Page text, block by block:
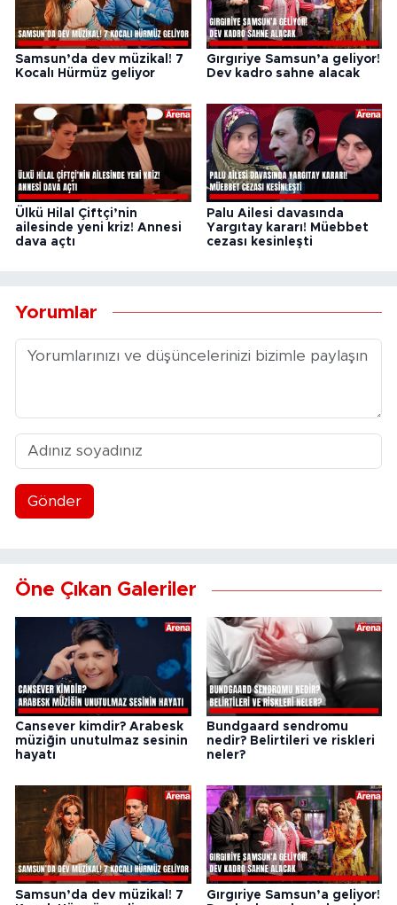
Samsun’da dev müzikal! 7
Kocalı Hürmüz geliyor
Gırgıriye Samsun’a geliyor!
Dev kadro sahne alacak
Ülkü Hilal Çiftçi’nin
ailesinde yeni kriz! Annesi
dava açtı
Palu Ailesi davasında
Yargıtay kararı! Müebbet
cezası kesinleşti
Yorumlar
Gönder
Öne Çıkan Galeriler
Cansever kimdir? Arabesk
müziğin unutulmaz sesinin
hayatı
Bundgaard sendromu
nedir? Belirtileri ve riskleri
neler?
Samsun’da dev müzikal! 7
Gırgıriye Samsun’a geliyor!